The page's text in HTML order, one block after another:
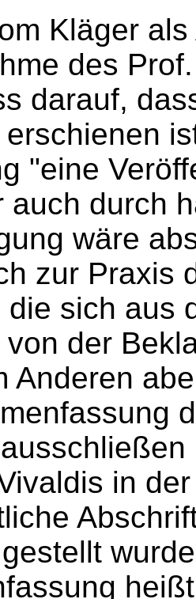
Kläger
des
darauf,
"eine
auch durch
wäre
zur Praxis
die sich aus
der
Anderen
in